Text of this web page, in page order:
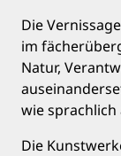
Die
im
Natur,
wie
Die